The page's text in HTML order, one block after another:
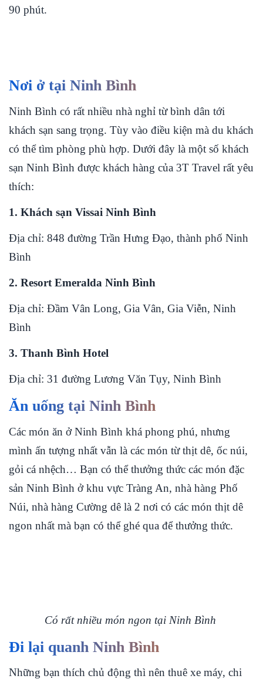
90 phút.
Nơi ở tại Ninh Bình
Ninh Bình có rất nhiều nhà nghỉ từ bình dân tới
khách sạn sang trọng. Tùy vào điều kiện mà du khách
có thể tìm phòng phù hợp. Dưới đây là một số khách
sạn Ninh Bình được khách hàng của 3T Travel rất yêu
thích:
1. Khách sạn Vissai Ninh Bình
Địa chỉ: 848 đường Trần Hưng Đạo, thành phố Ninh
Bình
2. Resort Emeralda Ninh Bình
Địa chỉ: Đầm Vân Long, Gia Vân, Gia Viễn, Ninh
Bình
3. Thanh Bình Hotel
Địa chỉ: 31 đường Lương Văn Tụy, Ninh Bình
Ăn uống tại Ninh Bình
Các món ăn ở Ninh Bình khá phong phú, nhưng
mình ấn tượng nhất vẫn là các món từ thịt dê, ốc núi,
gỏi cá nhệch… Bạn có thể thưởng thức các món đặc
sản Ninh Bình ở khu vực Tràng An, nhà hàng Phố
Núi, nhà hàng Cường dê là 2 nơi có các món thịt dê
ngon nhất mà bạn có thể ghé qua để thưởng thức.
Có rất nhiều món ngon tại Ninh Bình
Đi lại quanh Ninh Bình
Những bạn thích chủ động thì nên thuê xe máy, chi